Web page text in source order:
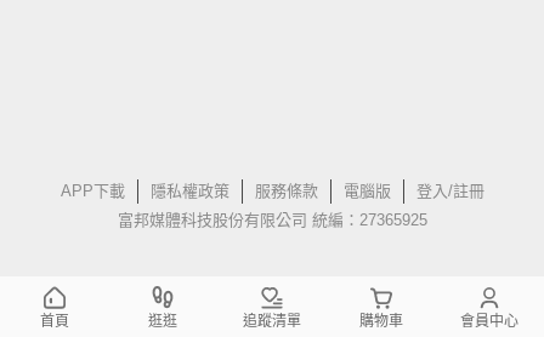
APP下載 隱私權政策 服務條款 電腦版
登入/註冊
富邦媒體科技股份有限公司 統編：27365925
首頁 逛逛 追蹤清單 購物車 會員中心